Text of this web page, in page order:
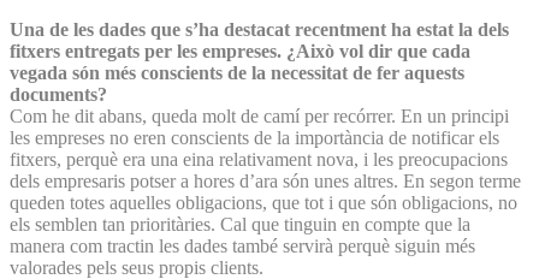
Una de les dades que s’ha destacat recentment ha estat la dels
fitxers entregats per les empreses. ¿Això vol dir que cada
vegada són més conscients de la necessitat de fer aquests
documents?
Com he dit abans, queda molt de camí per recórrer. En un principi
les empreses no eren conscients de la importància de notificar els
fitxers, perquè era una eina relativament nova, i les preocupacions
dels empresaris potser a hores d’ara són unes altres. En segon terme
queden totes aquelles obligacions, que tot i que són obligacions, no
els semblen tan prioritàries. Cal que tinguin en compte que la
manera com tractin les dades també servirà perquè siguin més
valorades pels seus propis clients.